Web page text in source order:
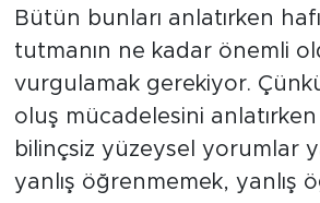
Bütün bunları anlatırken
tutmanın ne kadar önemli
vurgulamak gerekiyor.
oluş mücadelesini anlatırken
bilinçsiz yüzeysel yorumlar
yanlış öğrenmemek, yanlış